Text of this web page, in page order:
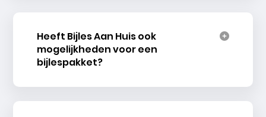
Heeft Bijles Aan Huis ook
mogelijkheden voor een
bijlespakket?